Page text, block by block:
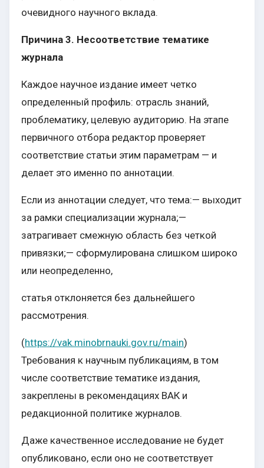
очевидного научного вклада.
Причина 3. Несоответствие тематике
журнала
Каждое научное издание имеет четко
определенный профиль: отрасль знаний,
проблематику, целевую аудиторию. На этапе
первичного отбора редактор проверяет
соответствие статьи этим параметрам — и
делает это именно по аннотации.
Если из аннотации следует, что тема:— выходит
за рамки специализации журнала;—
затрагивает смежную область без четкой
привязки;— сформулирована слишком широко
или неопределенно,
статья отклоняется без дальнейшего
рассмотрения.
(https://vak.minobrnauki.gov.ru/main)
Требования к научным публикациям, в том
числе соответствие тематике издания,
закреплены в рекомендациях ВАК и
редакционной политике журналов.
Даже качественное исследование не будет
опубликовано, если оно не соответствует